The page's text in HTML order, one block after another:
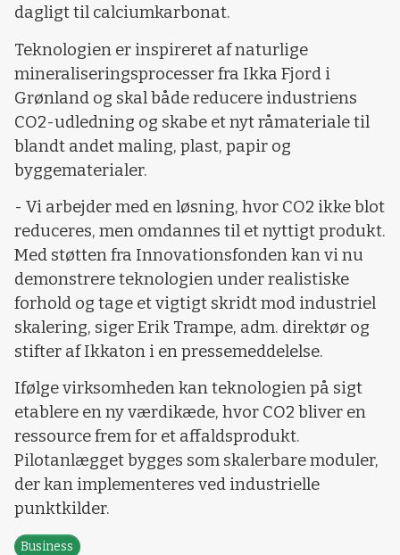
dagligt til calciumkarbonat.
Teknologien er inspireret af naturlige
mineraliseringsprocesser fra Ikka Fjord i
Grønland og skal både reducere industriens
CO2-udledning og skabe et nyt råmateriale til
blandt andet maling, plast, papir og
byggematerialer.
- Vi arbejder med en løsning, hvor CO2 ikke blot
reduceres, men omdannes til et nyttigt produkt.
Med støtten fra Innovationsfonden kan vi nu
demonstrere teknologien under realistiske
forhold og tage et vigtigt skridt mod industriel
skalering, siger Erik Trampe, adm. direktør og
stifter af Ikkaton i en pressemeddelelse.
Ifølge virksomheden kan teknologien på sigt
etablere en ny værdikæde, hvor CO2 bliver en
ressource frem for et affaldsprodukt.
Pilotanlægget bygges som skalerbare moduler,
der kan implementeres ved industrielle
punktkilder.
Business